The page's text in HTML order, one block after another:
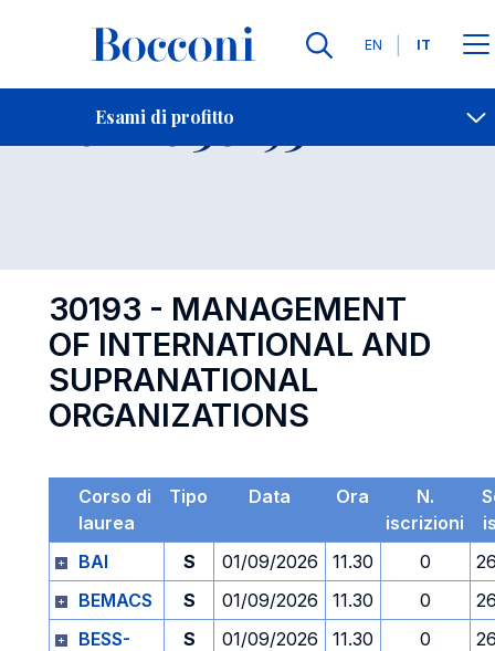
Lingue
EN IT
Esami di profitto
Contatti
Esame 30193 Open
30193 - MANAGEMENT
OF INTERNATIONAL AND
SUPRANATIONAL
ORGANIZATIONS
Corso di
laurea
Tipo Data Ora
N.
iscrizioni
BAI
S 01/09/2026 11.30 0
BEMACS
S 01/09/2026 11.30 0
BESS-
S 01/09/2026 11.30 0